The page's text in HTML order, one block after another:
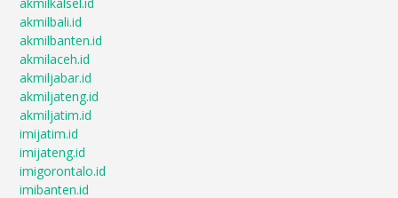
akmilkalsel.id
akmilbali.id
akmilbanten.id
akmilaceh.id
akmiljabar.id
akmiljateng.id
akmiljatim.id
imijatim.id
imijateng.id
imigorontalo.id
imibanten.id